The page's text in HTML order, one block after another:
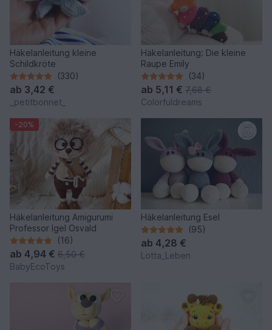
Häkelanleitung kleine
Schildkröte
(330)
ab 3,42 €
_petitbonnet_
Häkelanleitung: Die kleine
Raupe Emily
(34)
ab 5,11 € 7,68 €
Colorfuldreams
-20%
Häkelanleitung Amigurumi
Professor Igel Osvald
(16)
ab 4,94 € 6,50 €
BabyEcoToys
Häkelanleitung Esel
(95)
ab 4,28 €
Lotta_Leben